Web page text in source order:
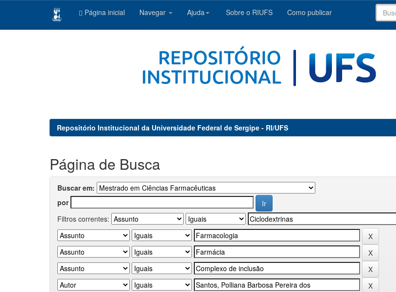
Página inicial Navegar Ajuda Sobre o RIUFS Como publicar
Repositório Institucional da Universidade Federal de Sergipe - RI/UFS
Página de Busca
Buscar em:
por
Filtros correntes: